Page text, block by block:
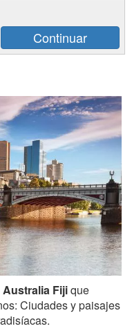
Fijique
Ciudades y paisajes